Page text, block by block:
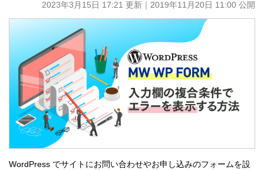
2023年3月15日 17:21 更新 ｜2019年11月20日 11:00 公開
WordPress でサイトにお問い合わせやお申し込みのフォームを設